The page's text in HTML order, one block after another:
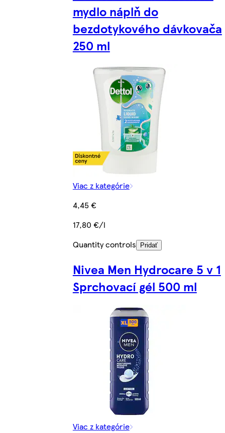
mydlo náplň do
bezdotykového dávkovača
250 ml
Viac z kategórie
4,45 €
17,80 €/l
Quantity controls
Pridať
Nivea Men Hydrocare 5 v 1
Sprchovací gél 500 ml
Viac z kategórie